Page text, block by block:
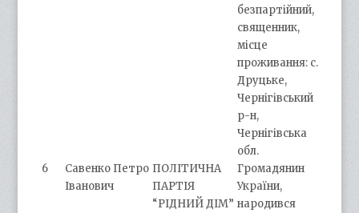
безпартійний,
священник,
місце
проживання: с.
Друцьке,
Чернігівський
р-н,
Чернігівська
обл.
6
Савенко Петро
Іванович
ПОЛІТИЧНА
ПАРТІЯ
“РІДНИЙ ДІМ”
Громадянин
України,
народився